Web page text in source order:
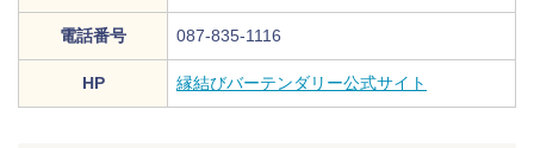
電話番号 087-835-1116
HP 縁結びバーテンダリー公式サイト